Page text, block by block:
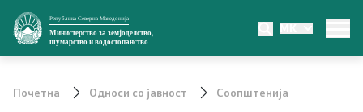
Република Северна Македонија
Министерство за земјоделство,
шумарство и водостопанство
MK
Министерство
Почетна Односи со јавност Соопштенија